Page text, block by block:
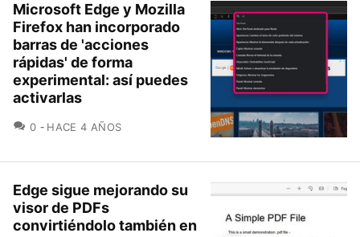
Microsoft Edge y Mozilla
Firefox han incorporado
barras de 'acciones
rápidas' de forma
experimental: así puedes
activarlas
0 COMENTARIOS
HACE 4 AÑOS
Edge sigue mejorando su
visor de PDFs
convirtiéndolo también en